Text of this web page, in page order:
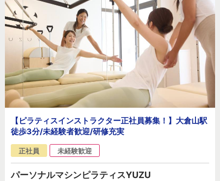
【ピラティスインストラクター正社員募集！】大倉山駅
徒歩3分/未経験者歓迎/研修充実
正社員 未経験歓迎
パーソナルマシンピラティスYUZU